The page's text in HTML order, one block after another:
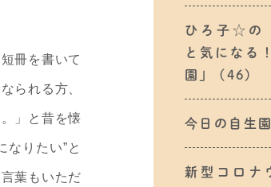
ひろ子☆の
と気になる
園」
(46)
今日の自生園
新型コロナ
冊を書いて
られる方、
」と昔を懐
なりたい”と
葉もいただ